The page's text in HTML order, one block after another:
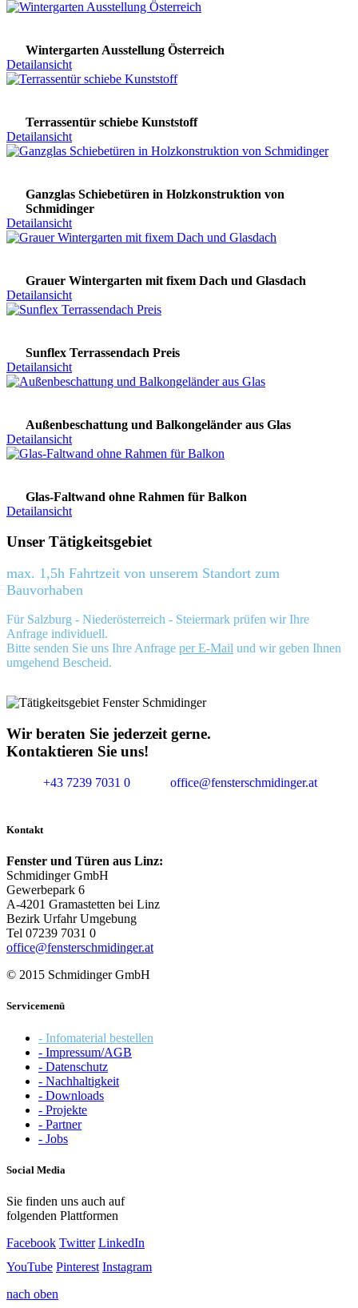
Wintergarten Ausstellung Österreich
Detailansicht
Terrassentür schiebe Kunststoff
Detailansicht
Ganzglas Schiebetüren in Holzkonstruktion von
Schmidinger
Detailansicht
Grauer Wintergarten mit fixem Dach und Glasdach
Detailansicht
Sunflex Terrassendach Preis
Detailansicht
Außenbeschattung und Balkongeländer aus Glas
Detailansicht
Glas-Faltwand ohne Rahmen für Balkon
Detailansicht
Unser Tätigkeitsgebiet
max. 1,5h Fahrtzeit von unserem Standort zum
Bauvorhaben
Für Salzburg - Niederösterreich - Steiermark prüfen wir Ihre
Anfrage individuell.
Bitte senden Sie uns Ihre Anfrage per E-Mail und wir geben Ihnen
umgehend Bescheid.
Wir beraten Sie jederzeit gerne.
Kontaktieren Sie uns!
+43 7239 7031 0 office@fensterschmidinger.at
Kontakt
Fenster und Türen aus Linz:
Schmidinger GmbH
Gewerbepark 6
A-4201 Gramastetten bei Linz
Bezirk Urfahr Umgebung
Tel 07239 7031 0
office@fensterschmidinger.at
© 2015 Schmidinger GmbH
Servicemenü
- Infomaterial bestellen
- Impressum/AGB
- Datenschutz
- Nachhaltigkeit
- Downloads
- Projekte
- Partner
- Jobs
Social Media
Sie finden uns auch auf
folgenden Plattformen
Facebook Twitter LinkedIn
YouTube Pinterest Instagram
nach oben